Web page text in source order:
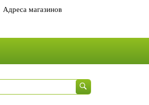
Адреса магазинов